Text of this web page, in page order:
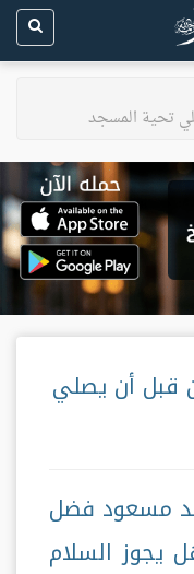
تحية المسجد
قبل أن يصلي
مسعود فضل
يجوز السلام